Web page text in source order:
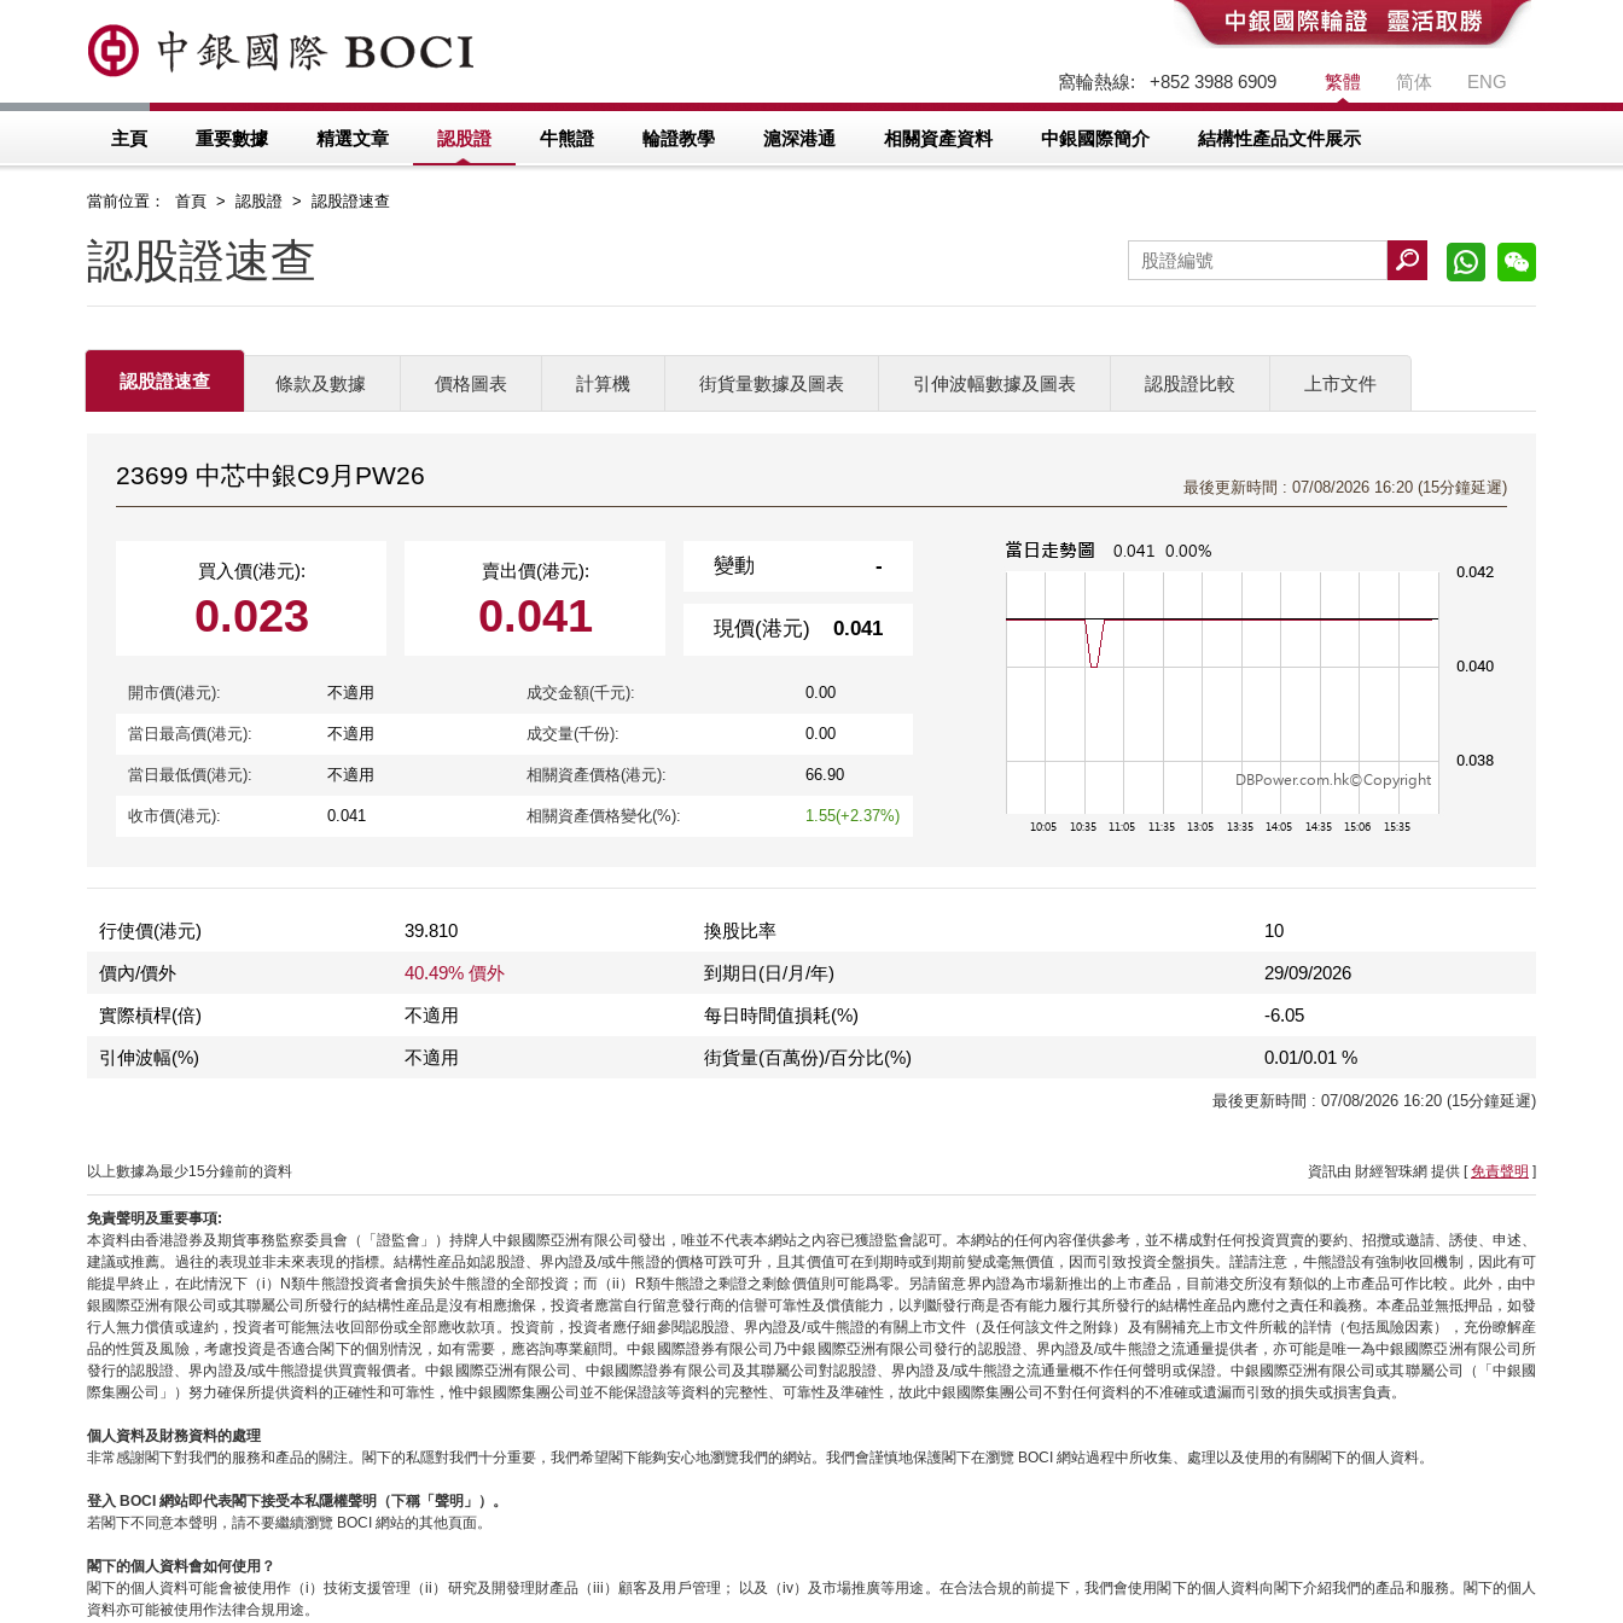
繁體 简体 ENG
窩輪熱線: +852 3988 6909
主頁 重要數據 精選文章 認股證 牛熊證 輪證教學 滬深港通 相關資產資料 中銀國際簡介 結構性產品文件展示
當前位置： 首頁 > 認股證 > 認股證速查
認股證速查
認股證速查 條款及數據 價格圖表 計算機 街貨量數據及圖表 引伸波幅數據及圖表 認股證比較 上市文件
23699 中芯中銀C9月PW26 最後更新時間 : 07/08/2026 16:20 (15分鐘延遲)
買入價(港元):
0.023
賣出價(港元):
0.041
變動 -
現價(港元) 0.041
開市價(港元): 不適用 成交金額(千元): 0.00
當日最高價(港元): 不適用 成交量(千份): 0.00
當日最低價(港元): 不適用 相關資產價格(港元): 66.90
收市價(港元): 0.041 相關資產價格變化(%): 1.55(+2.37%)
行使價(港元) 39.810 換股比率 10
價內/價外 40.49% 價外 到期日(日/月/年) 29/09/2026
實際槓桿(倍) 不適用 每日時間值損耗(%) -6.05
引伸波幅(%) 不適用 街貨量(百萬份)/百分比(%) 0.01/0.01 %
最後更新時間 : 07/08/2026 16:20 (15分鐘延遲)
以上數據為最少15分鐘前的資料 資訊由 財經智珠網 提供 [免責聲明 ]
免責聲明及重要事項:
本資料由香港證券及期貨事務監察委員會（「證監會」）持牌人中銀國際亞洲有限公司發出，唯並不代表本網站之內容已獲證監會認可。本網站的任何內容僅供參考，並不構成對任何投資買賣的要約、招攬或邀請、誘使、申述、
建議或推薦。過往的表現並非未來表現的指標。結構性産品如認股證、界內證及/或牛熊證的價格可跌可升，且其價值可在到期時或到期前變成毫無價值，因而引致投資全盤損失。謹請注意，牛熊證設有強制收回機制，因此有可
能提早終止，在此情況下（i）N類牛熊證投資者會損失於牛熊證的全部投資；而（ii）R類牛熊證之剩證之剩餘價值則可能爲零。另請留意界內證為市場新推出的上市產品，目前港交所沒有類似的上市產品可作比較。此外，由中
銀國際亞洲有限公司或其聯屬公司所發行的結構性産品是沒有相應擔保，投資者應當自行留意發行商的信譽可靠性及償債能力，以判斷發行商是否有能力履行其所發行的結構性産品內應付之責任和義務。本產品並無抵押品，如發
行人無力償債或違約，投資者可能無法收回部份或全部應收款項。投資前，投資者應仔細參閱認股證、界內證及/或牛熊證的有關上市文件（及任何該文件之附錄）及有關補充上市文件所載的詳情（包括風險因素），充份瞭解産
品的性質及風險，考慮投資是否適合閣下的個別情況，如有需要，應咨詢專業顧問。中銀國際證券有限公司乃中銀國際亞洲有限公司發行的認股證、界內證及/或牛熊證之流通量提供者，亦可能是唯一為中銀國際亞洲有限公司所
發行的認股證、界內證及/或牛熊證提供買賣報價者。中銀國際亞洲有限公司、中銀國際證券有限公司及其聯屬公司對認股證、界內證及/或牛熊證之流通量概不作任何聲明或保證。中銀國際亞洲有限公司或其聯屬公司（「中銀國
際集團公司」）努力確保所提供資料的正確性和可靠性，惟中銀國際集團公司並不能保證該等資料的完整性、可靠性及準確性，故此中銀國際集團公司不對任何資料的不准確或遺漏而引致的損失或損害負責。
個人資料及財務資料的處理
非常感謝閣下對我們的服務和產品的關注。閣下的私隱對我們十分重要，我們希望閣下能夠安心地瀏覽我們的網站。我們會謹慎地保護閣下在瀏覽 BOCI 網站過程中所收集、處理以及使用的有關閣下的個人資料。
登入 BOCI 網站即代表閣下接受本私隱權聲明（下稱「聲明」）。
若閣下不同意本聲明，請不要繼續瀏覽 BOCI 網站的其他頁面。
閣下的個人資料會如何使用？
閣下的個人資料可能會被使用作（i）技術支援管理（ii）研究及開發理財產品（iii）顧客及用戶管理； 以及（iv）及市場推廣等用途。在合法合規的前提下，我們會使用閣下的個人資料向閣下介紹我們的產品和服務。閣下的個人
資料亦可能被使用作法律合規用途。